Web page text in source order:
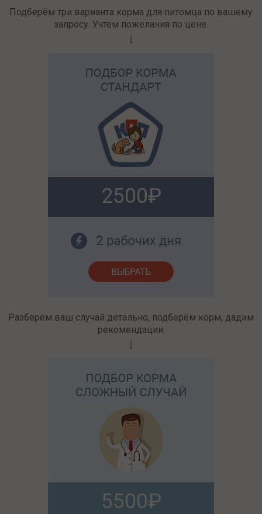
Подберём три варианта корма для питомца по вашему
запросу. Учтём пожелания по цене.
2500
Разберём ваш случай детально, подберём корм, дадим
рекомендации.
5500